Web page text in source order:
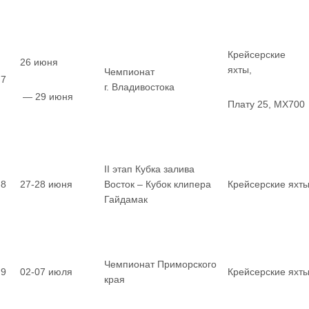
7
26 июня
— 29 июня
Чемпионат
г. Владивостока
Крейсерские
яхты,
Плату 25, MX700
8 27-28 июня
II этап Кубка залива
Восток – Кубок клипера
Гайдамак
Крейсерские яхты
9 02-07 июля
Чемпионат Приморского
края
Крейсерские яхты